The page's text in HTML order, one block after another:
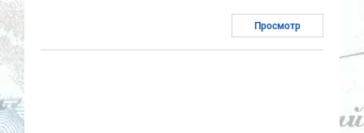
Просмотр